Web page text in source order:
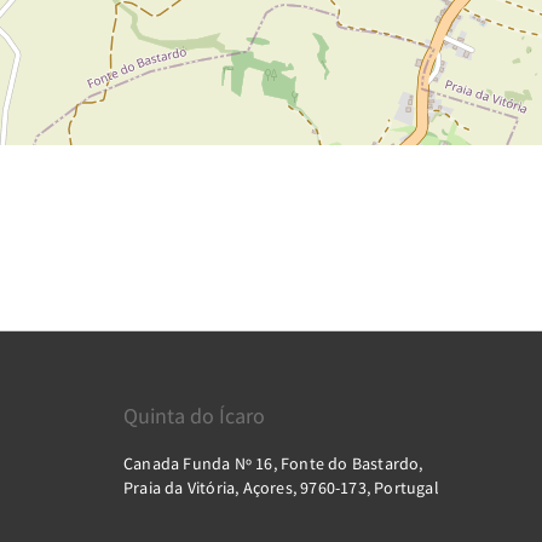
Quinta do Ícaro
Canada Funda Nº 16, Fonte do Bastardo,
Praia da Vitória, Açores, 9760-173, Portugal